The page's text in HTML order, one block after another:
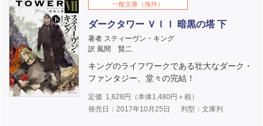
一般文庫（海外）
ダークタワー ＶＩＩ 暗黒の塔 下
著者 スティーヴン・キング
訳 風間 賢二
キングのライフワークである壮大なダーク・
ファンタジー、堂々の完結！
定価 1,628 円（本体1,480円＋税）
発売日：2017年10月25日
判型：文庫判